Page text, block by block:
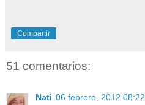
Compartir
51 comentarios:
Nati 06 febrero, 2012 08:22